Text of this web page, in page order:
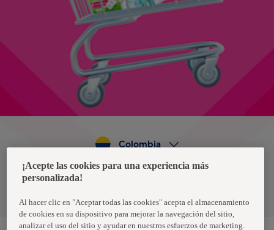
Política de privacidad de datos
Colombia
¡Acepte las cookies para una experiencia más
personalizada!
Al hacer clic en "Aceptar todas las cookies" acepta el almacenamiento
de cookies en su dispositivo para mejorar la navegación del sitio,
analizar el uso del sitio y ayudar en nuestros esfuerzos de marketing.